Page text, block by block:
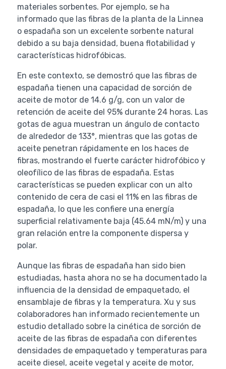
materiales sorbentes. Por ejemplo, se ha
informado que las fibras de la planta de la Linnea
o espadaña son un excelente sorbente natural
debido a su baja densidad, buena flotabilidad y
características hidrofóbicas.
En este contexto, se demostró que las fibras de
espadaña tienen una capacidad de sorción de
aceite de motor de 14.6 g/g, con un valor de
retención de aceite del 95% durante 24 horas. Las
gotas de agua muestran un ángulo de contacto
de alrededor de 133°, mientras que las gotas de
aceite penetran rápidamente en los haces de
fibras, mostrando el fuerte carácter hidrofóbico y
oleofílico de las fibras de espadaña. Estas
características se pueden explicar con un alto
contenido de cera de casi el 11% en las fibras de
espadaña, lo que les confiere una energía
superficial relativamente baja (45.64 mN/m) y una
gran relación entre la componente dispersa y
polar.
Aunque las fibras de espadaña han sido bien
estudiadas, hasta ahora no se ha documentado la
influencia de la densidad de empaquetado, el
ensamblaje de fibras y la temperatura. Xu y sus
colaboradores han informado recientemente un
estudio detallado sobre la cinética de sorción de
aceite de las fibras de espadaña con diferentes
densidades de empaquetado y temperaturas para
aceite diesel, aceite vegetal y aceite de motor,